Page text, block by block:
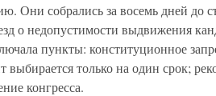
Они собрались за восемь дней до
о недопустимости выдвижения
пункты: конституционное
выбирается только на один срок;
конгресса.